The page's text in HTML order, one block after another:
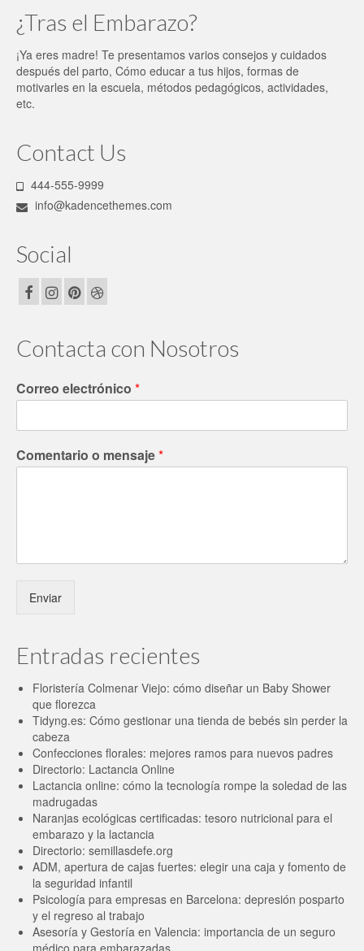
¿Tras el Embarazo?
¡Ya eres madre! Te presentamos varios consejos y cuidados
después del parto, Cómo educar a tus hijos, formas de
motivarles en la escuela, métodos pedagógicos, actividades,
etc.
Contact Us
444-555-9999
info@kadencethemes.com
Social
Contacta con Nosotros
Correo electrónico *
Comentario o mensaje*
Enviar
Entradas recientes
Floristería Colmenar Viejo: cómo diseñar un Baby Shower
que florezca
Tidyng.es: Cómo gestionar una tienda de bebés sin perder la
cabeza
Confecciones florales: mejores ramos para nuevos padres
Directorio: Lactancia Online
Lactancia online: cómo la tecnología rompe la soledad de las
madrugadas
Naranjas ecológicas certificadas: tesoro nutricional para el
embarazo y la lactancia
Directorio: semillasdefe.org
ADM, apertura de cajas fuertes: elegir una caja y fomento de
la seguridad infantil
Psicología para empresas en Barcelona: depresión posparto
y el regreso al trabajo
Asesoría y Gestoría en Valencia: importancia de un seguro
médico para embarazadas